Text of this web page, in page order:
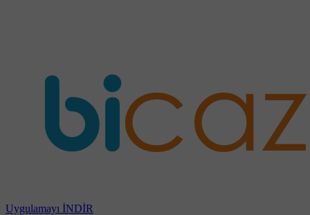
Uygulamayı İNDİR